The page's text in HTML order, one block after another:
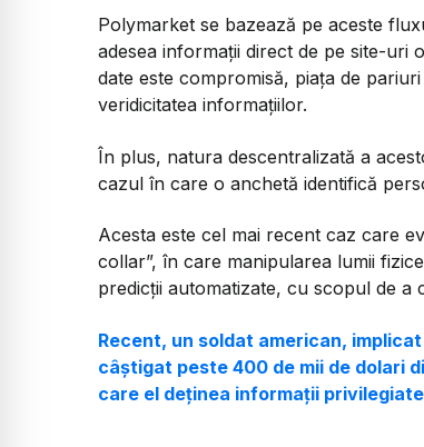
Polymarket se bazează pe aceste
adesea informații direct de pe site-uri
date este compromisă, piața de
veridicitatea informațiilor.
În plus, natura descentralizată a
cazul în care o anchetă identifică
Acesta este cel mai recent caz care
collar”, în care manipularea lumii
predicții automatizate, cu scopul de a
Recent, un soldat american,
câștigat peste 400 de mii de dolari
care el deținea informații privilegiate